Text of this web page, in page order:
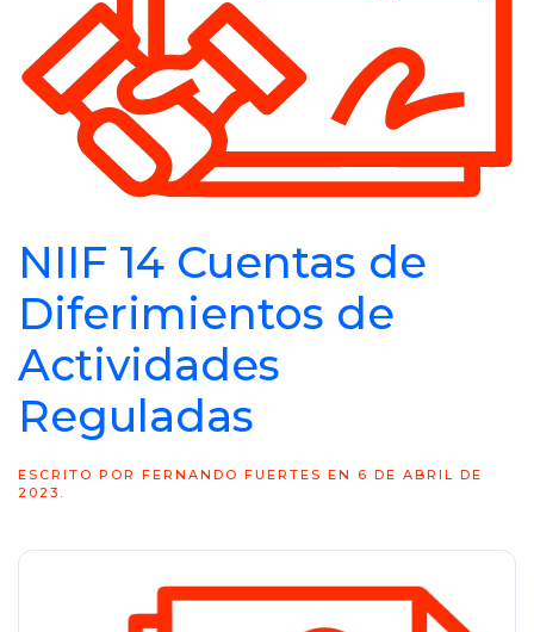
NIIF 14 Cuentas de
Diferimientos de
Actividades
Reguladas
ESCRITO POR FERNANDO FUERTES EN 6 DE ABRIL DE
2023 .